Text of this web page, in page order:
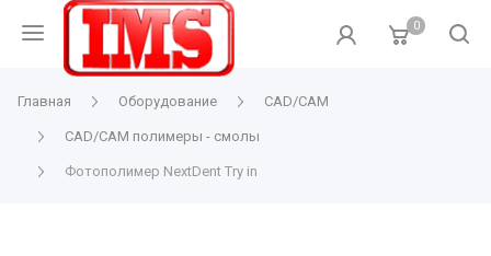
0
Главная Оборудование CAD/CAM
CAD/CAM полимеры - смолы
Фотополимер NextDent Try in